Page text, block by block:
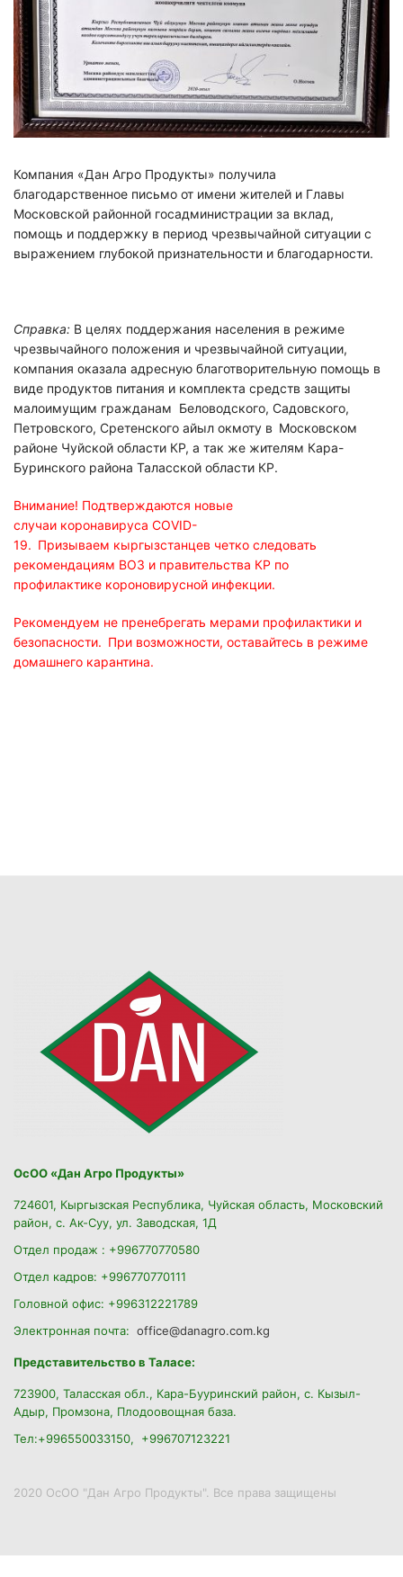
Компания «Дан Агро Продукты» получила
благодарственное письмо от имени жителей и Главы
Московской районной госадминистрации за вклад,
помощь и поддержку в период чрезвычайной ситуации с
выражением глубокой признательности и благодарности.
Справка: В целях поддержания населения в режиме
чрезвычайного положения и чрезвычайной ситуации,
компания оказала адресную благотворительную помощь в
виде продуктов питания и комплекта средств защиты
малоимущим гражданам Беловодского, Садовского,
Петровского, Сретенского айыл окмоту в Московском
районе Чуйской области КР, а так же жителям Кара-
Буринского района Таласской области КР.
Внимание! Подтверждаются новые
случаи коронавируса COVID-
19. Призываем кыргызстанцев четко следовать
рекомендациям ВОЗ и правительства КР по
профилактике короновирусной инфекции.
Рекомендуем не пренебрегать мерами профилактики и
безопасности. При возможности, оставайтесь в режиме
домашнего карантина.
ОсОО «Дан Агро Продукты»
724601, Кыргызская Республика, Чуйская область, Московский
район, с. Ак-Суу, ул. Заводская, 1Д
Отдел продаж : +996770770580
Отдел кадров: +996770770111
Головной офис: +996312221789
Электронная почта: office@danagro.com.kg
Представительство в Таласе:
723900, Таласская обл., Кара-Бууринский район, с. Кызыл-
Адыр, Промзона, Плодоовощная база.
Тел:+996550033150, +996707123221
2020 ОсОО "Дан Агро Продукты". Все права защищены